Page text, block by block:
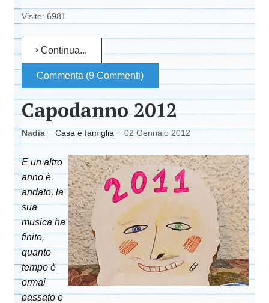
Visite: 6981
Continua...
Commenta (9 Commenti)
Capodanno 2012
Nadia Casa e famiglia 02 Gennaio 2012
E un altro
anno è
andato, la
sua
musica ha
finito,
quanto
tempo è
ormai
passato e